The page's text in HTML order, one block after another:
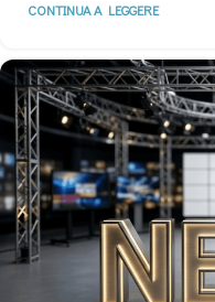
CONTINUA A LEGGERE